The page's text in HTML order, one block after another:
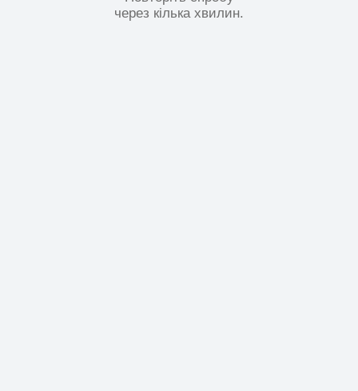
через кілька хвилин.